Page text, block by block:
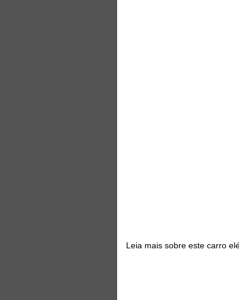
Leia mais sobre este carro